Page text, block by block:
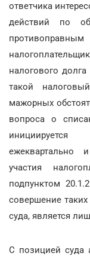
ответчика
действий по
налогового
такой
мажорных
вопроса о
ежеквартально
участия
подпунктом
совершение
суда, является
С позицией суда